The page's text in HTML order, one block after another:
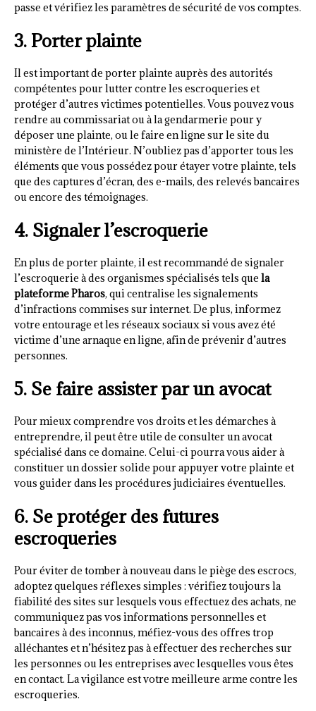
passe et vérifiez les paramètres de sécurité de vos comptes.
3. Porter plainte
Il est important de porter plainte auprès des autorités
compétentes pour lutter contre les escroqueries et
protéger d’autres victimes potentielles. Vous pouvez vous
rendre au commissariat ou à la gendarmerie pour y
déposer une plainte, ou le faire en ligne sur le site du
ministère de l’Intérieur. N’oubliez pas d’apporter tous les
éléments que vous possédez pour étayer votre plainte, tels
que des captures d’écran, des e-mails, des relevés bancaires
ou encore des témoignages.
4. Signaler l’escroquerie
En plus de porter plainte, il est recommandé de signaler
l’escroquerie à des organismes spécialisés tels que la
plateforme Pharos, qui centralise les signalements
d’infractions commises sur internet. De plus, informez
votre entourage et les réseaux sociaux si vous avez été
victime d’une arnaque en ligne, afin de prévenir d’autres
personnes.
5. Se faire assister par un avocat
Pour mieux comprendre vos droits et les démarches à
entreprendre, il peut être utile de consulter un avocat
spécialisé dans ce domaine. Celui-ci pourra vous aider à
constituer un dossier solide pour appuyer votre plainte et
vous guider dans les procédures judiciaires éventuelles.
6. Se protéger des futures
escroqueries
Pour éviter de tomber à nouveau dans le piège des escrocs,
adoptez quelques réflexes simples : vérifiez toujours la
fiabilité des sites sur lesquels vous effectuez des achats, ne
communiquez pas vos informations personnelles et
bancaires à des inconnus, méfiez-vous des offres trop
alléchantes et n’hésitez pas à effectuer des recherches sur
les personnes ou les entreprises avec lesquelles vous êtes
en contact. La vigilance est votre meilleure arme contre les
escroqueries.